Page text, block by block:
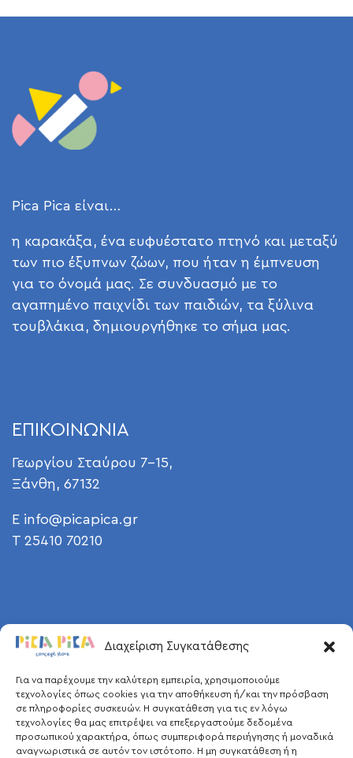
Διαχείριση Συγκατάθεσης
Για να παρέχουμε την καλύτερη εμπειρία, χρησιμοποιούμε
τεχνολογίες όπως cookies για την αποθήκευση ή/και την πρόσβαση
σε πληροφορίες συσκευών. Η συγκατάθεση για τις εν λόγω
τεχνολογίες θα μας επιτρέψει να επεξεργαστούμε δεδομένα
προσωπικού χαρακτήρα, όπως συμπεριφορά περιήγησης ή μοναδικά
αναγνωριστικά σε αυτόν τον ιστότοπο. Η μη συγκατάθεση ή η
Pica Pica είναι…
η καρακάξα, ένα ευφυέστατο πτηνό και μεταξύ
των πιο έξυπνων ζώων, που ήταν η έμπνευση
για το όνομά μας. Σε συνδυασμό με το
αγαπημένο παιχνίδι των παιδιών, τα ξύλινα
τουβλάκια, δημιουργήθηκε το σήμα μας.
ΕΠΙΚΟΙΝΩΝΙΑ
Γεωργίου Σταύρου 7-15,
Ξάνθη, 67132
E info@picapica.gr
T 25410 70210